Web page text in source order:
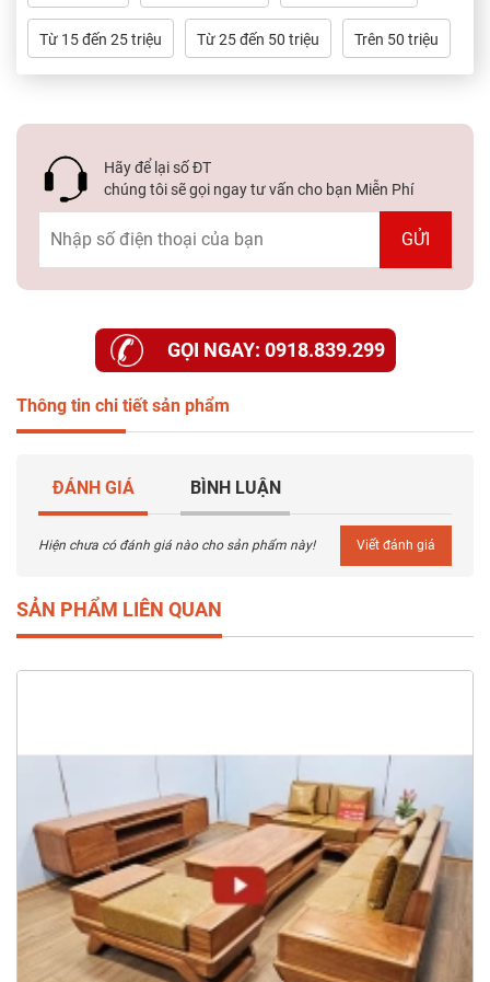
Sản
Phẩm
Khác
Giới
Kiến
Từ 15 đến 25 triệu Từ 25 đến 50 triệu Trên 50 triệu
Hãy để lại số ĐT
chúng tôi sẽ gọi ngay tư vấn cho bạn Miễn Phí
GỌI NGAY: 0918.839.299
Thông tin chi tiết sản phẩm
ĐÁNH GIÁ BÌNH LUẬN
Hiện chưa có đánh giá nào cho sản phẩm này! Viết đánh giá
SẢN PHẨM LIÊN QUAN